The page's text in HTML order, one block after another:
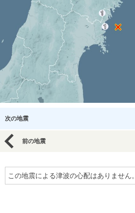
次の地震
前の地震
この地震による津波の心配はありません。